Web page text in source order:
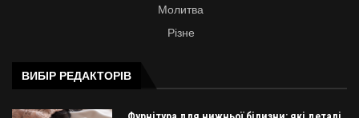
Молитва
Різне
ВИБІР РЕДАКТОРІВ